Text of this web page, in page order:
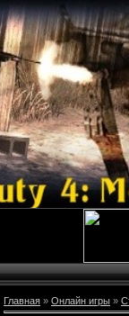
Главная » Онлайн игры »